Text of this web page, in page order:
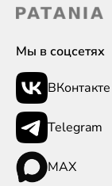
Мы в соцсетях
ВКонтакте
Telegram
MAX